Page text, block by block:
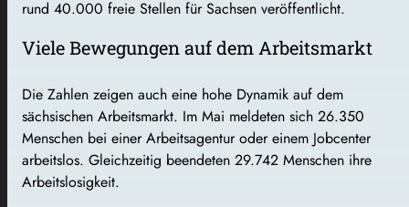
rund 40.000 freie Stellen für Sachsen veröffentlicht.
Viele Bewegungen auf dem Arbeitsmarkt
Die Zahlen zeigen auch eine hohe Dynamik auf dem
sächsischen Arbeitsmarkt. Im Mai meldeten sich 26.350
Menschen bei einer Arbeitsagentur oder einem Jobcenter
arbeitslos. Gleichzeitig beendeten 29.742 Menschen ihre
Arbeitslosigkeit.